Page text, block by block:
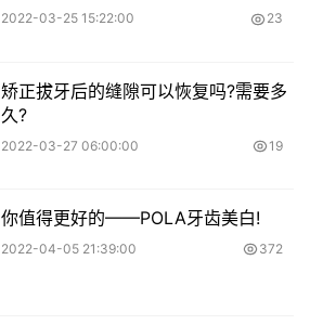
2022-03-25 15:22:00 23
矫正拔牙后的缝隙可以恢复吗?需要多
久?
2022-03-27 06:00:00 19
你值得更好的——POLA牙齿美白!
2022-04-05 21:39:00 372